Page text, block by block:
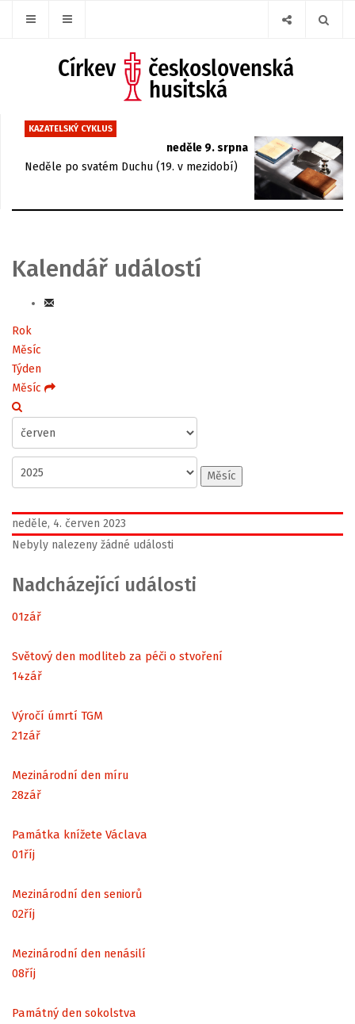
KAZATELSKÝ CYKLUS
neděle 9. srpna
Neděle po svatém Duchu (19. v mezidobí)
Kalendář událostí
Rok
Měsíc
Týden
Měsíc
Měsíc
neděle, 4. červen 2023
Nebyly nalezeny žádné události
Nadcházející události
01zář
Světový den modliteb za péči o stvoření
14zář
Výročí úmrtí TGM
21zář
Mezinárodní den míru
28zář
Památka knížete Václava
01říj
Mezinárodní den seniorů
02říj
Mezinárodní den nenásilí
08říj
Památný den sokolstva